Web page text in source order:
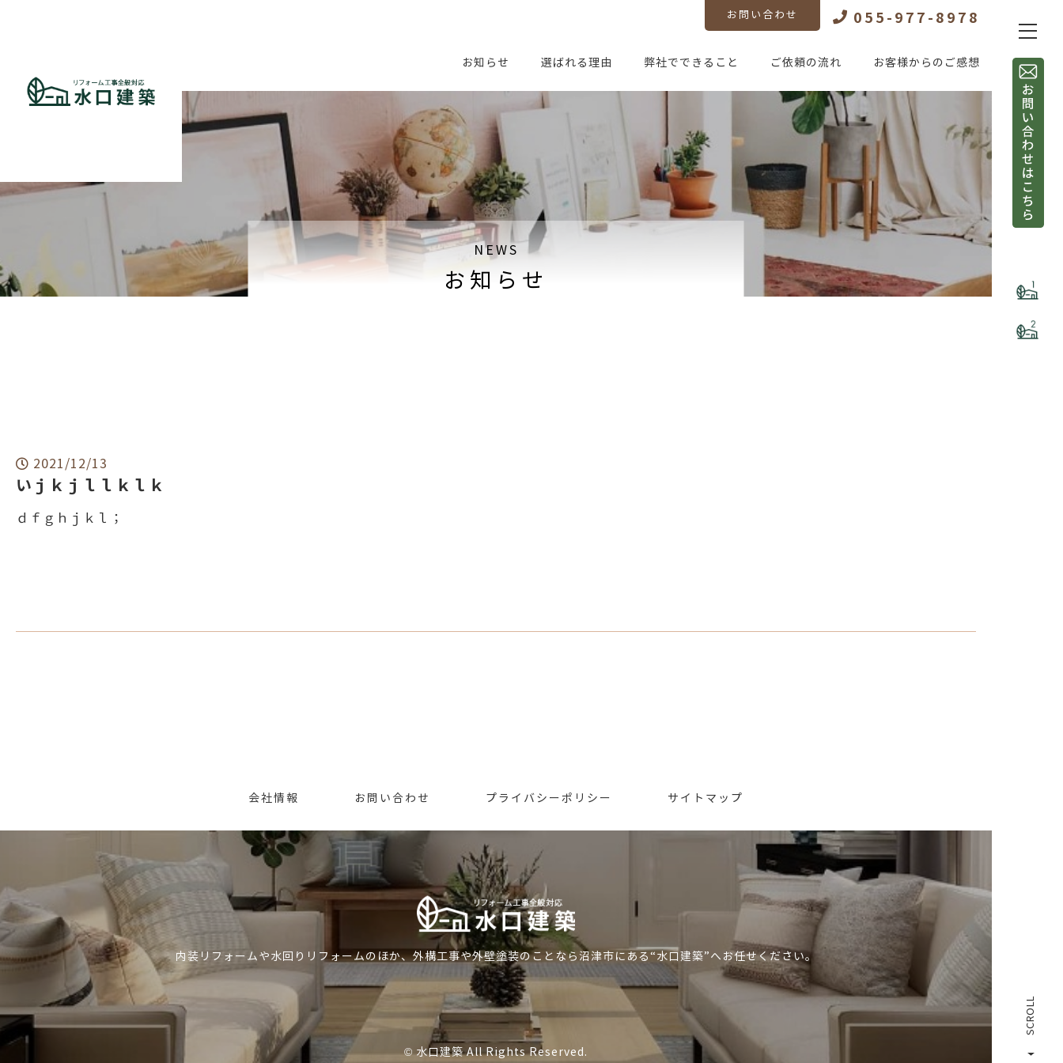
お問い合わせ 055-977-8978
お知らせ 選ばれる理由 弊社でできること ご依頼の流れ お客様からのご感想
SCROLL
NEWS
お知らせ
2021/12/13
いｊｋｊｌｌｋｌｋ
ｄｆｇｈｊｋｌ；
会社情報 お問い合わせ プライバシーポリシー サイトマップ
内装リフォームや水回りリフォームのほか、外構工事や外壁塗装のことなら沼津市にある“水口建築”へお任せください。
©水口建築All Rights Reserved.